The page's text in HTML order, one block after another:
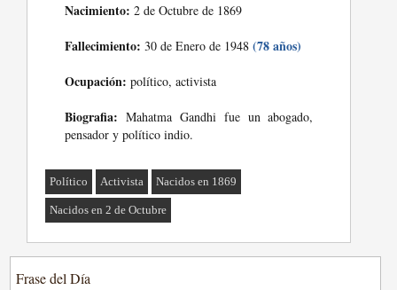
Nacimiento: 2 de Octubre de 1869
Fallecimiento: 30 de Enero de 1948(78 años)
Ocupación: político, activista
Biografia: Mahatma Gandhi fue un abogado,
pensador y político indio.
Político Activista Nacidos en 1869
Nacidos en 2 de Octubre
Frase del Día